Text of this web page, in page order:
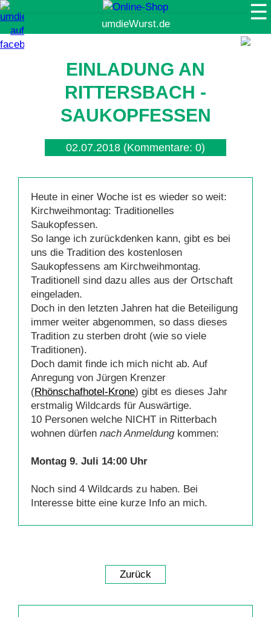
EINLADUNG AN
RITTERSBACH -
SAUKOPFESSEN
02.07.2018 (Kommentare: 0)
Heute in einer Woche ist es wieder so weit:
Kirchweihmontag: Traditionelles
Saukopfessen.
So lange ich zurückdenken kann, gibt es bei
uns die Tradition des kostenlosen
Saukopfessens am Kirchweihmontag.
Traditionell sind dazu alles aus der Ortschaft
eingeladen.
Doch in den letzten Jahren hat die Beteiligung
immer weiter abgenommen, so dass dieses
Tradition zu sterben droht (wie so viele
Traditionen).
Doch damit finde ich mich nicht ab. Auf
Anregung von Jürgen Krenzer
(Rhönschafhotel-Krone) gibt es dieses Jahr
erstmalig Wildcards für Auswärtige.
10 Personen welche NICHT in Ritterbach
wohnen dürfen nach Anmeldungkommen:
Montag 9. Juli 14:00 Uhr
Noch sind 4 Wildcards zu haben. Bei
Interesse bitte eine kurze Info an mich.
Zurück
☰